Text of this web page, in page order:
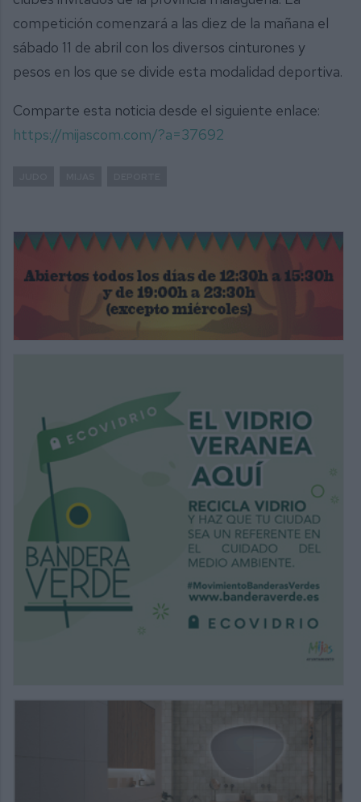
competición comenzará a las diez de la mañana el
sábado 11 de abril con los diversos cinturones y
pesos en los que se divide esta modalidad deportiva.
Comparte esta noticia desde el siguiente enlace:
https://mijascom.com/?a=37692